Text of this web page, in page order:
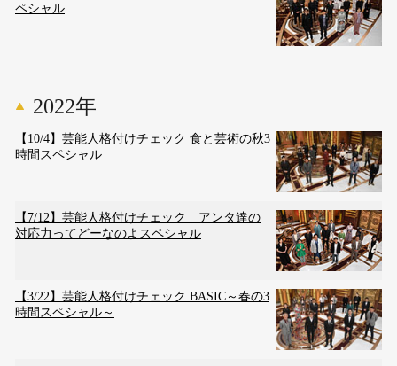
ペシャル
2022年
【10/4】芸能人格付けチェック 食と芸術の秋3
時間スペシャル
【7/12】芸能人格付けチェック アンタ達の
対応力ってどーなのよスペシャル
【3/22】芸能人格付けチェック BASIC～春の3
時間スペシャル～